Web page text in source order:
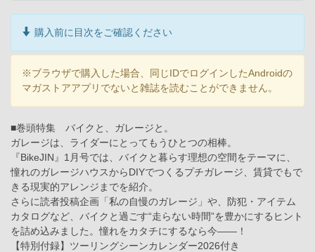
購入前に目次をご確認ください
※ブラウザで購入した場合、同じIDでログインしたAndroidの
マガストアアプリでないと雑誌を読むことができません。
■巻頭特集 バイクと、ガレージと。
ガレージは、ライダーにとってもうひとつの相棒。
『BikeJIN』1月号では、バイクと暮らす理想の空間をテーマに、
憧れのガレージハウスからDIYでつくるプチガレージ、賃貸でもで
きる現実的アレンジまでを紹介。
さらに読者投稿企画「私の自慢のガレージ」や、防犯・アイテム
カタログなど、バイクと過ごす“走らない時間”を豊かにするヒント
を詰め込みました。憧れをカタチにするなら今――！
【特別付録】ツーリングシーンカレンダー2026付き